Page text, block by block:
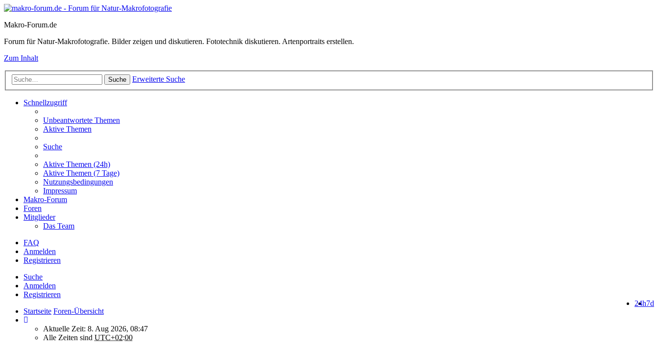
Makro-Forum.de
Forum für Natur-Makrofotografie. Bilder zeigen und diskutieren. Fototechnik diskutieren. Artenportraits erstellen.
Zum Inhalt
Suche Erweiterte Suche
Schnellzugriff
Unbeantwortete Themen
Aktive Themen
Suche
Aktive Themen (24h)
Aktive Themen (7 Tage)
Nutzungsbedingungen
Impressum
Makro-Forum
Foren
Mitglieder
Das Team
FAQ
Anmelden
Registrieren
Suche
Anmelden
Registrieren
7d
24h
Startseite Foren-Übersicht
Aktuelle Zeit: 8. Aug 2026, 08:47
Alle Zeiten sind UTC+02:00